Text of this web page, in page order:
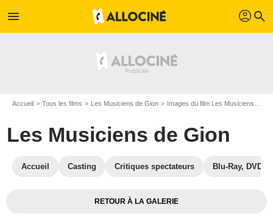
menu profil search
Accueil Tous les films Les Musiciens de Gion Images du film Les Musiciens de Gion
Les Musiciens de Gion
Accueil Casting Critiques spectateurs Blu-Ray, DVD
RETOUR À LA GALERIE